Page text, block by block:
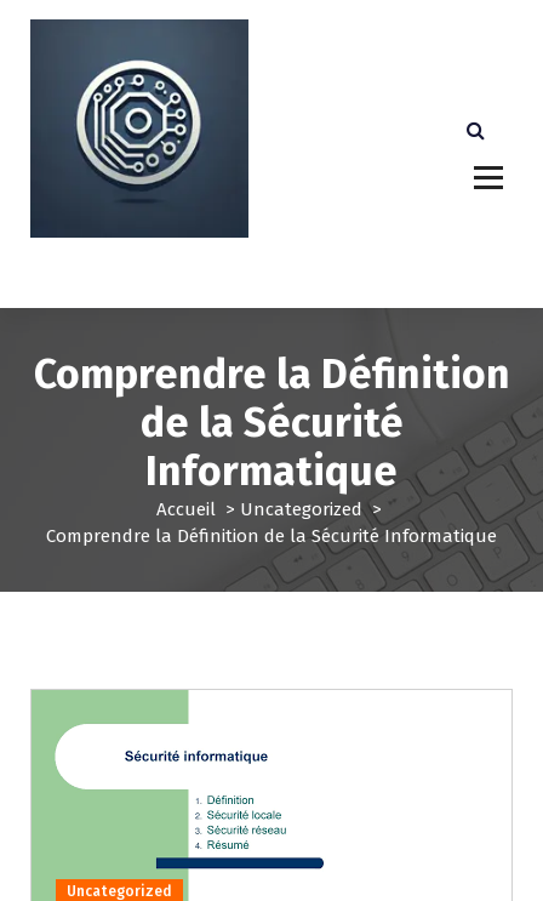
e
Comprendre la Définition
de la Sécurité
Informatique
Accueil > Uncategorized>
Comprendre la Définition de la Sécurité Informatique
Uncategorized